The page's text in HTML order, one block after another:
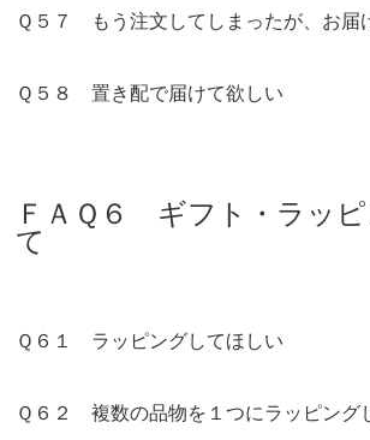
Ｑ５７ もう注文してしまったが、お届
Ｑ５８ 置き配で届けて欲しい
ＦＡＱ６ ギフト・ラッ
て
Ｑ６１ ラッピングしてほしい
Ｑ６２ 複数の品物を１つにラッピング